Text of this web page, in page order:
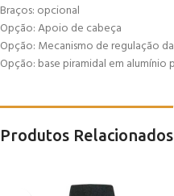
Braços: opcional
Opção: Apoio de cabeça
Opção: Mecanismo de regulação
Opção: base piramidal em
Produtos Relacionados